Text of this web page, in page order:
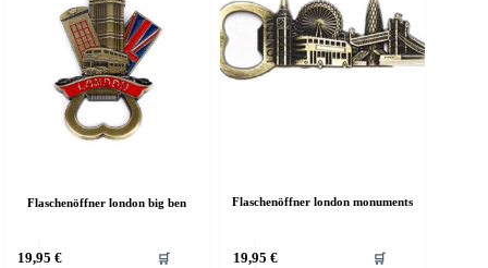
Produktseite
gewählt
werden
Flaschenöffner london big ben
19,95 € 🛒
Flaschenöffner london monuments
19,95 € 🛒